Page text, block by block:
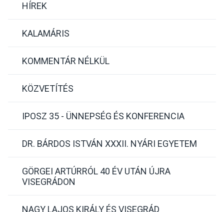
HÍREK
KALAMÁRIS
KOMMENTÁR NÉLKÜL
KÖZVETÍTÉS
IPOSZ 35 - ÜNNEPSÉG ÉS KONFERENCIA
DR. BÁRDOS ISTVÁN XXXII. NYÁRI EGYETEM
GÖRGEI ARTÚRRÓL 40 ÉV UTÁN ÚJRA
VISEGRÁDON
NAGY LAJOS KIRÁLY ÉS VISEGRÁD